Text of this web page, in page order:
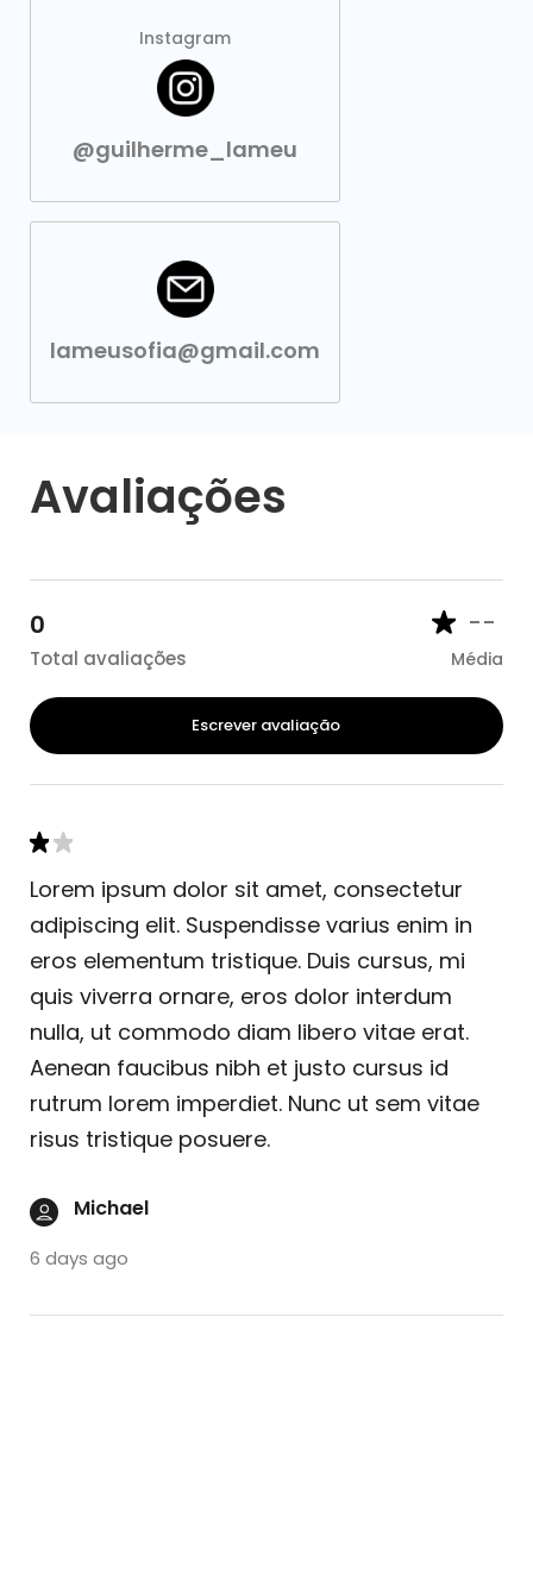
Instagram
@guilherme_lameu
lameusofia@gmail.com
Avaliações
0
Total avaliações
--
Média
Escrever avaliação
Lorem ipsum dolor sit amet, consectetur
adipiscing elit. Suspendisse varius enim in
eros elementum tristique. Duis cursus, mi
quis viverra ornare, eros dolor interdum
nulla, ut commodo diam libero vitae erat.
Aenean faucibus nibh et justo cursus id
rutrum lorem imperdiet. Nunc ut sem vitae
risus tristique posuere.
Michael
6 days ago